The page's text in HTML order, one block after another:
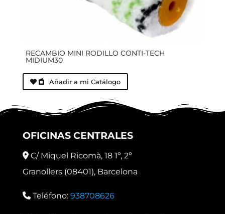
RECAMBIO MINI RODILLO CONTI-TECH
MIDIUM30
Añadir a mi Catálogo
OFICINAS CENTRALES
C/ Miquel Ricomà, 18 1º, 2º
Granollers (08401), Barcelona
Teléfono: 938708626